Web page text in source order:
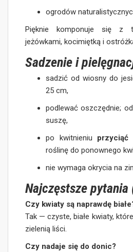
ogrodów
Pięknie komponuje się z
jeżówkami, kocimiętką i
Sadzenie i
sadzić od wiosny do
25 cm,
podlewać oszczędnie;
suszę,
po kwitnieniu przyciąć
roślinę do ponownego
nie wymaga okrycia na
Najczęstsze pytania
Czy kwiaty są naprawdę
Tak — czyste, białe kwiaty,
zielenią liści.
Czy nadaje się do donic?